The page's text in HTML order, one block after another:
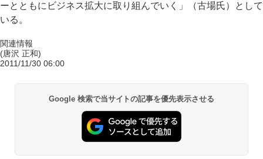
ーとともにビジネス拡大に取り組んでいく」（古場氏）として
いる。
関連情報
(唐沢 正和)
2011/11/30 06:00
Google 検索で当サイトの記事を優先表示させる